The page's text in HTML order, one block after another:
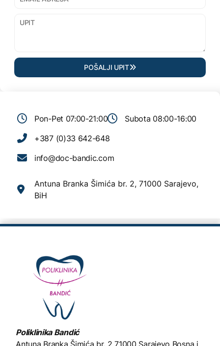
POŠALJI UPIT
Pon-Pet 07:00-21:00
Subota 08:00-16:00
+387 (0)33 642-648
info@doc-bandic.com
Antuna Branka Šimića br. 2, 71000 Sarajevo,
BiH
Poliklinika Bandić